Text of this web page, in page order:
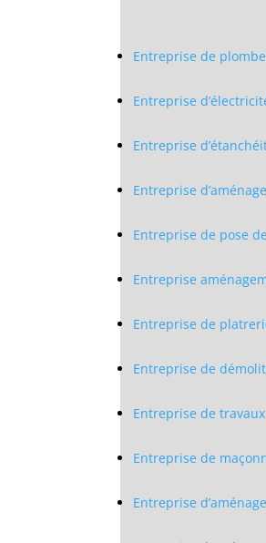
Entreprise de
Entreprise
Entreprise
Entreprise
Entreprise de pose
Entreprise
Entreprise de
Entreprise de
Entreprise de
Entreprise de
Entreprise